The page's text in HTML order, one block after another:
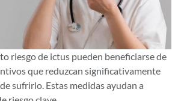
riesgo de ictus pueden beneficiarse de
que reduzcan significativamente
sufrirlo. Estas medidas ayudan a